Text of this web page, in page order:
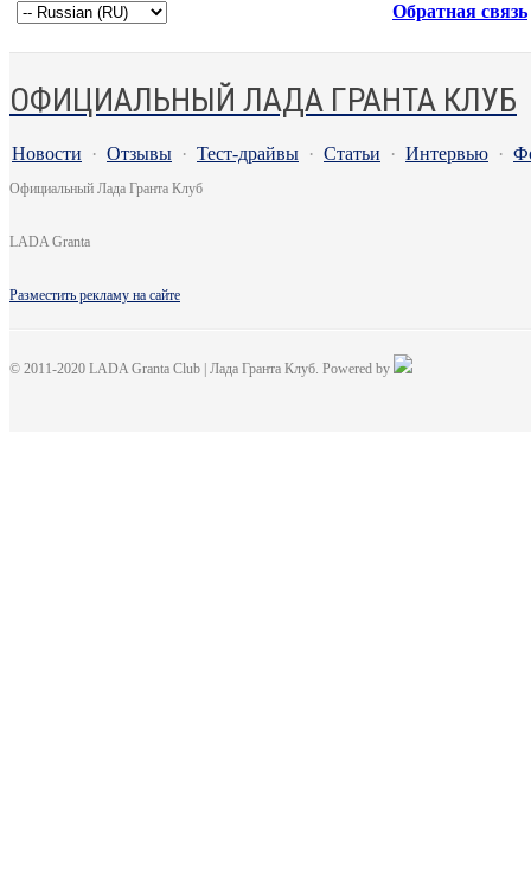
Обратная связь
ОФИЦИАЛЬНЫЙ ЛАДА ГРАНТА КЛУБ
Новости · Отзывы · Тест-драйвы · Статьи · Интервью ·
Официальный Лада Гранта Клуб
LADA Granta
Разместить рекламу на сайте
© 2011-2020 LADA Granta Club | Лада Гранта Клуб. Powered by